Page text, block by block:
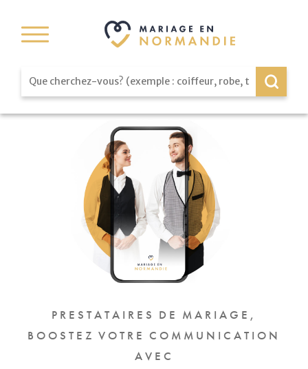
PRESTATAIRES DE MARIAGE,
BOOSTEZ VOTRE COMMUNICATION
AVEC